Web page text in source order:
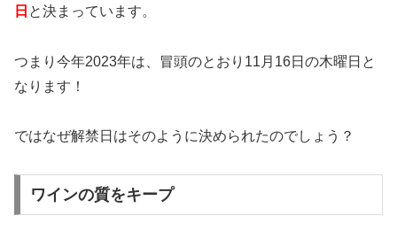
日 と決まっています。
つまり今年2023年は、冒頭のとおり11月16日の木曜日と
なります！
ではなぜ解禁日はそのように決められたのでしょう？
ワインの質をキープ